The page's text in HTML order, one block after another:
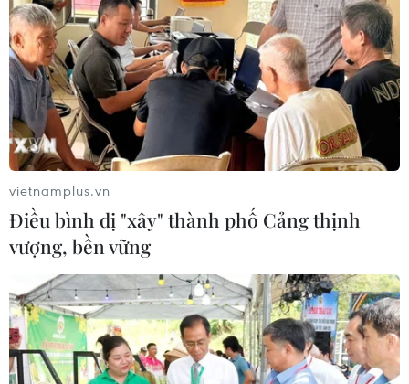
vietnamplus.vn
Điều bình dị "xây" thành phố Cảng thịnh
vượng, bền vững